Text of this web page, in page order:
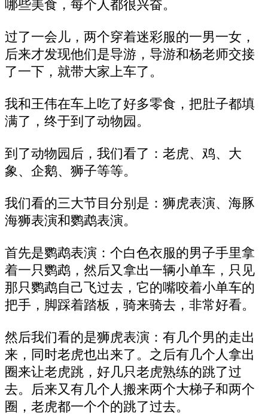
哪些美食，每个人都很兴奋。
过了一会儿，两个穿着迷彩服的一男一女，
后来才发现他们是导游，导游和杨老师交接
了一下，就带大家上车了。
我和王伟在车上吃了好多零食，把肚子都填
满了，终于到了动物园。
到了动物园后，我们看了：老虎、鸡、大
象、企鹅、狮子等等。
我们看的三大节目分别是：狮虎表演、海豚
海狮表演和鹦鹉表演。
首先是鹦鹉表演：个白色衣服的男子手里拿
着一只鹦鹉，然后又拿出一辆小单车，只见
那只鹦鹉自己飞过去，它的嘴咬着小单车的
把手，脚踩着踏板，骑来骑去，非常好看。
然后我们看的是狮虎表演：有几个男的走出
来，同时老虎也出来了。之后有几个人拿出
圈来让老虎跳，好几只老虎熟练的跳了过
去。后来又有几个人搬来两个大梯子和两个
圈，老虎都一个个的跳了过去。